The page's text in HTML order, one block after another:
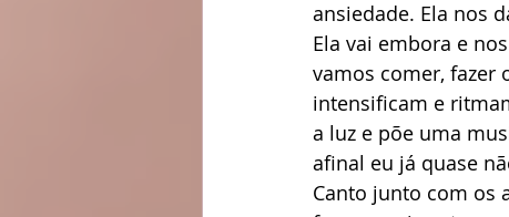
ansiedade. Ela nos
Ela vai embora e
vamos comer, fazer
intensificam e
a luz e põe uma
afinal eu já quase
Canto junto com os